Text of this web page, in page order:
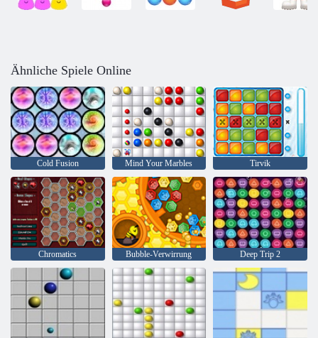
Ähnliche Spiele Online
Cold Fusion Mind Your Marbles Tirvik
Chromatics Bubble-Verwirrung Deep Trip 2